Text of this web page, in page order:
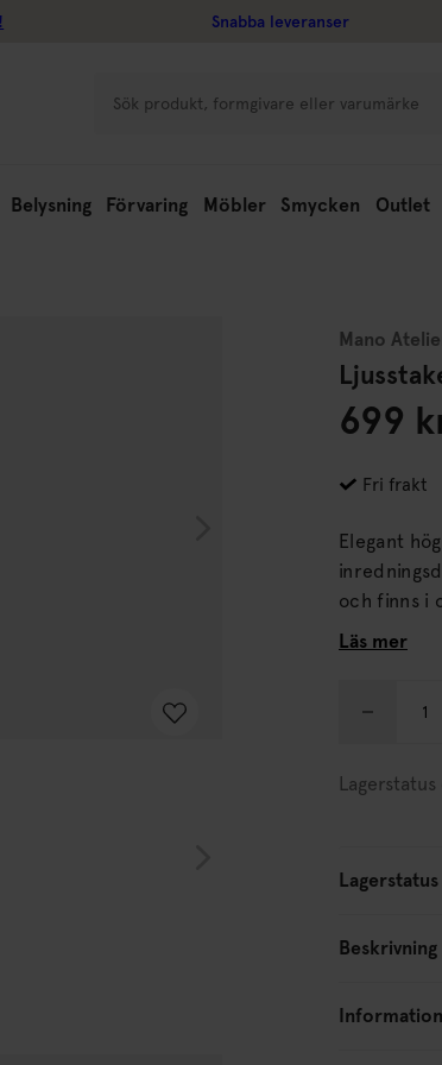
Snabba leveranser
Belysning Förvaring Möbler Smycken Outlet
Mano
699
Fri frakt
Elegant
inredningsdetalj
och finns i olika
Läs mer
Lagerstatus
Beskrivning
Information